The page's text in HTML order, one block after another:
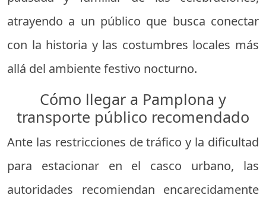
atrayendo a un público que busca conectar
con la historia y las costumbres locales más
allá del ambiente festivo nocturno.
Cómo llegar a Pamplona y
transporte público recomendado
Ante las restricciones de tráfico y la dificultad
para estacionar en el casco urbano, las
autoridades recomiendan encarecidamente